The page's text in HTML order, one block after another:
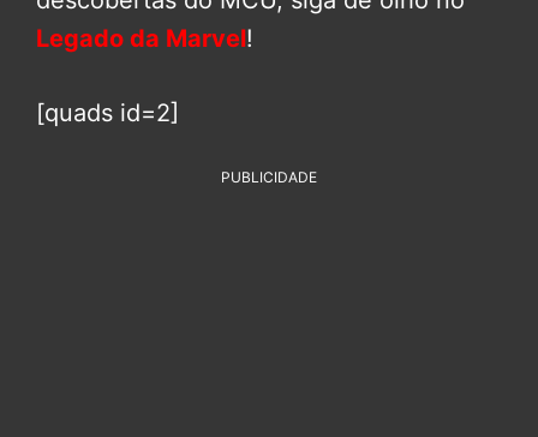
Legado da Marvel!
[quads id=2]
PUBLICIDADE